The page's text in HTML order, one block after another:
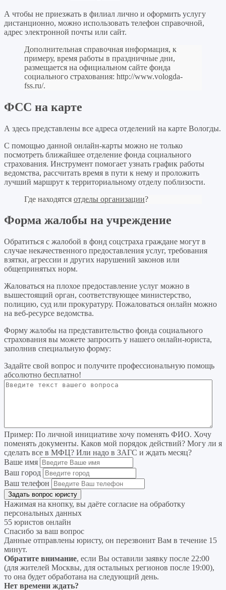
А чтобы не приезжать в филиал лично и оформить услугу
дистанционно, можно использовать телефон справочной,
адрес электронной почты или сайт.
Дополнительная справочная информация, к
примеру, время работы в праздничные дни,
размещается на официальном сайте фонда
социального страхования: http://www.vologda-
fss.ru/.
ФСС на карте
А здесь представлены все адреса отделений на карте Вологды.
С помощью данной онлайн-карты можно не только
посмотреть ближайшее отделение фонда социального
страхования. Инструмент помогает узнать график работы
ведомства, рассчитать время в пути к нему и проложить
лучший маршрут к территориальному отделу поблизости.
Где находятся отделы организации?
Форма жалобы на учреждение
Обратиться с жалобой в фонд соцстраха граждане могут в
случае некачественного предоставления услуг, требования
взятки, агрессии и других нарушений законов или
общепринятых норм.
Жаловаться на плохое предоставление услуг можно в
вышестоящий орган, соответствующее министерство,
полицию, суд или прокуратуру. Пожаловаться онлайн можно
на веб-ресурсе ведомства.
Форму жалобы на представительство фонда социального
страхования вы можете запросить у нашего онлайн-юриста,
заполнив специальную форму:
Задайте свой вопрос и получите профессиональную помощь
абсолютно бесплатно!
Пример: По личной инициативе хочу поменять ФИО. Хочу
поменять документы. Каков мой порядок действий? Могу ли я
сделать все в МФЦ? Или надо в ЗАГС и ждать месяц?
Ваше имя
Ваш город
Ваш телефон
Нажимая на кнопку, вы даёте согласие на обработку
персональных данных
55 юристов онлайн
Спасибо за ваш вопрос
Данные отправлены юристу, он перезвонит Вам в течение 15
минут.
Обратите внимание, если Вы оставили заявку после 22:00
(для жителей Москвы, для остальных регионов после 19:00),
то она будет обработана на следующий день.
Нет времени ждать?